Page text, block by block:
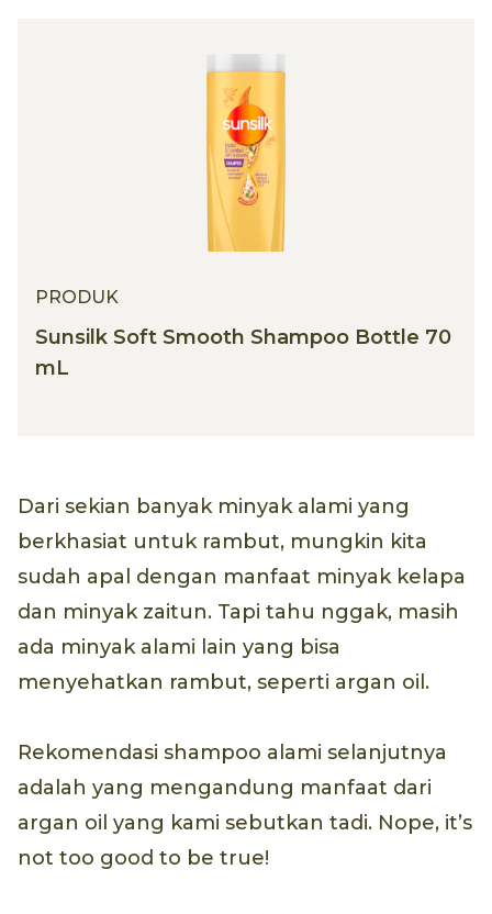
PRODUK
Sunsilk Soft Smooth Shampoo Bottle 70
mL
Dari sekian banyak minyak alami yang
berkhasiat untuk rambut, mungkin kita
sudah apal dengan manfaat minyak kelapa
dan minyak zaitun. Tapi tahu nggak, masih
ada minyak alami lain yang bisa
menyehatkan rambut, seperti argan oil.
Rekomendasi shampoo alami selanjutnya
adalah yang mengandung manfaat dari
argan oil yang kami sebutkan tadi. Nope, it’s
not too good to be true!